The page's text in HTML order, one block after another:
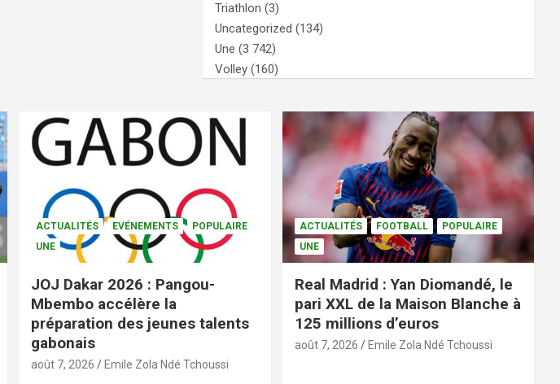
Triathlon (3)
Uncategorized (134)
Une (3 742)
Volley (160)
ACTUALITÉS EVÉNEMENTS
POPULAIRE
UNE
JOJ Dakar 2026 : Pangou-
Mbembo accélère la
préparation des jeunes talents
gabonais
août 7, 2026 Emile Zola Ndé Tchoussi
ACTUALITÉS FOOTBALL
POPULAIRE
UNE
Real Madrid : Yan Diomandé, le
pari XXL de la Maison Blanche à
125 millions d’euros
août 7, 2026 Emile Zola Ndé Tchoussi